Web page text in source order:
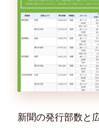
新聞の発行部数と